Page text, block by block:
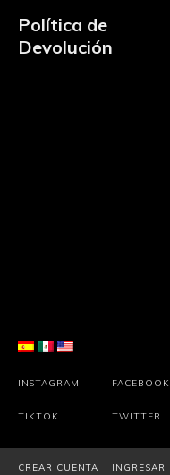
Política de
Devolución
INSTAGRAM FACEBOOK
TIKTOK TWITTER
CREAR CUENTA INGRESAR